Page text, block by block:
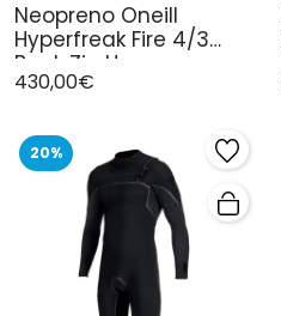
Neopreno Oneill
Hyperfreak Fire 4/3
Back Zip Hom
430,00€
20%